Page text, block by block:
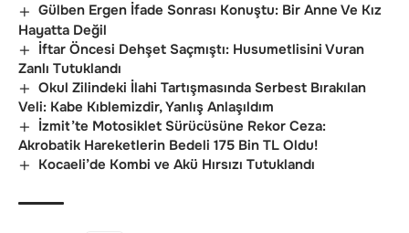
Gülben Ergen İfade Sonrası Konuştu: Bir Anne Ve Kız
Hayatta Değil
İftar Öncesi Dehşet Saçmıştı: Husumetlisini Vuran
Zanlı Tutuklandı
Okul Zilindeki İlahi Tartışmasında Serbest Bırakılan
Veli: Kabe Kıblemizdir, Yanlış Anlaşıldım
İzmit’te Motosiklet Sürücüsüne Rekor Ceza:
Akrobatik Hareketlerin Bedeli 175 Bin TL Oldu!
Kocaeli’de Kombi ve Akü Hırsızı Tutuklandı